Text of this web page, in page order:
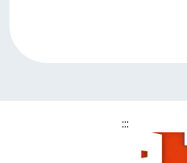
:::